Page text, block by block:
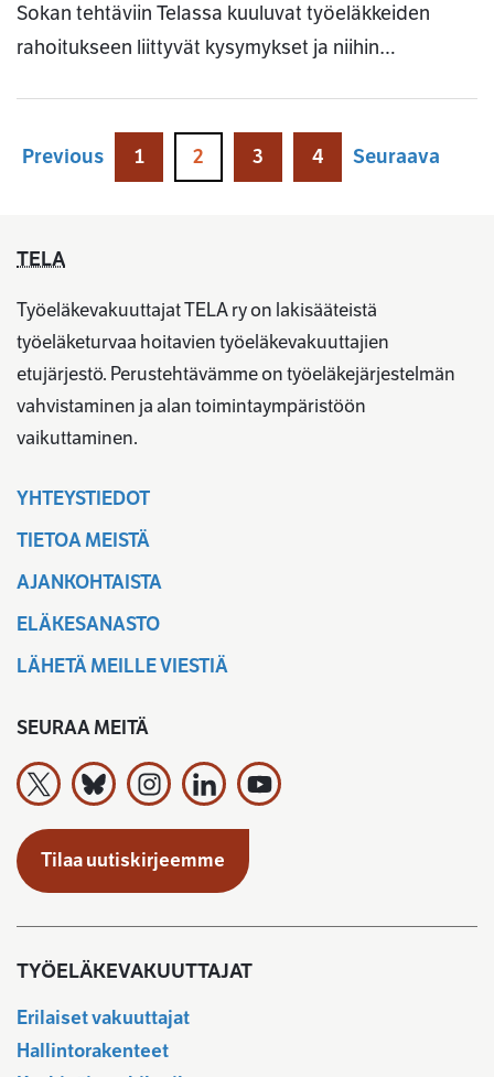
Sokan tehtäviin Telassa kuuluvat työeläkkeiden
rahoitukseen liittyvät kysymykset ja niihin…
Previous 1 2 3 4 Seuraava
TELA
Työeläkevakuuttajat TELA ry on lakisääteistä
työeläketurvaa hoitavien työeläkevakuuttajien
etujärjestö. Perustehtävämme on työeläkejärjestelmän
vahvistaminen ja alan toimintaympäristöön
vaikuttaminen.
YHTEYSTIEDOT
TIETOA MEISTÄ
AJANKOHTAISTA
ELÄKESANASTO
LÄHETÄ MEILLE VIESTIÄ
SEURAA MEITÄ
Työeläkevakuuttajat TELA ry X:ssä
Työeläkevakuuttajat TELA ry Bluesky:ssa
Työeläkevakuuttajat TELA ry
Työeläkevakuuttajat TELA ry
Työeläkevakuuttajat TELA ry
Tilaa uutiskirjeemme
TYÖELÄKEVAKUUTTAJAT
Erilaiset vakuuttajat
Hallintorakenteet